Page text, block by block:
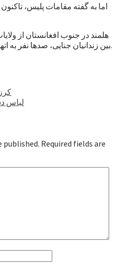
اما به گفته مقامات پلیس،
هلمند در جنوب افغانستان از
بین زندانیان جنایی، صدها نفر به اتهام شورشگری نیز زندانی هستند.
لباس
published. Required fields are